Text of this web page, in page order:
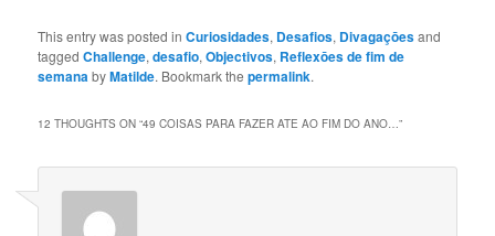
This entry was posted inCuriosidades, Desafios, Divagaçōesand
taggedChallenge,desafio,Objectivos, Reflexōes de fim de
semanabyMatilde. Bookmark thepermalink.
12 THOUGHTS ON “49 COISAS PARA FAZER ATE AO FIM DO ANO…”